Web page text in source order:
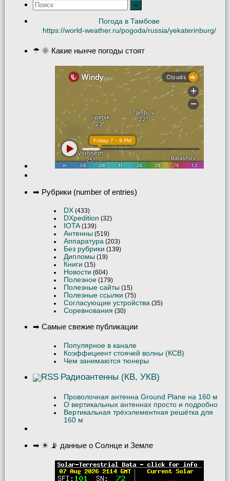
Погода в Тамбове
https://world-weather.ru/pogoda/russia/yekaterinburg/
☂ 🌞 Какие нынче погоды стоят
➡ Рубрики (number of entries)
DX (433)
DXpedition (32)
IOTA(139)
Антенны (519)
Аппаратура (203)
Без рубрики (139)
Дипломы (19)
Книги (15)
Новости (604)
Полезное (179)
Полезные сайты (15)
Полезные ссылки (75)
Согласующие устройства (35)
Соревнования (30)
➡ Самые свежие публикации
Популярное в канале
Коэффициент стоячей волны (КСВ)
Чем занимаются тюнеры
Радиоантенны (КВ, УКВ)
Проволочная антенна Ground Plane на 160 м
О вертикальных антеннах просто и подробно
Вертикальная трёхэлементная решётка для
160 м
➡ ☀ 📡 данные о Солнце и Земле